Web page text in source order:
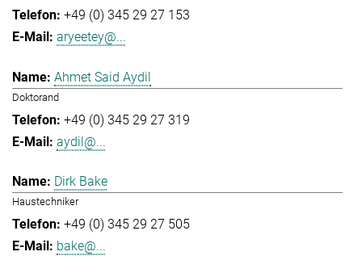
+49 (0) 345 29 27 153
aryeetey@...
Ahmet Said Aydil
Doktorand
+49 (0) 345 29 27 319
aydil@...
Dirk Bake
Haustechniker
+49 (0) 345 29 27 505
bake@...